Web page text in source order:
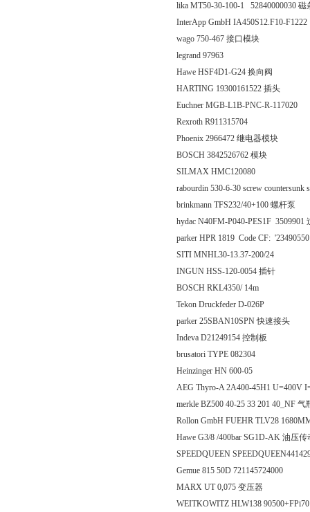
lika MT50-30-100-1 52840000030 磁
InterApp GmbH IA450S12.F10-F1222
wago 750-467 接口模块
legrand 97963
Hawe HSF4D1-G24 换向阀
HARTING 19300161522 插头
Euchner MGB-L1B-PNC-R-117020
Rexroth R911315704
Phoenix 2966472 继电器模块
BOSCH 3842526762 模块
SILMAX HMC120080
rabourdin 530-6-30 screw
brinkmann TFS232/40+100 螺杆泵
hydac N40FM-P040-PES1F 3509901
parker HPR 1819 Code CF:
SITI MNHL30-13.37-200/24
INGUN HSS-120-0054 插针
BOSCH RKL4350/ 14m
Tekon Druckfeder D-026P
parker 25SBAN10SPN 快速接头
Indeva D21249154 控制板
brusatori TYPE 082304
Heinzinger HN 600-05
AEG Thyro-A 2A400-45H1 U=400V
merkle BZ500 40-25 33 201 40_NF 气
Rollon GmbH FUEHR TLV28
Hawe G3/8 /400bar SG1D-AK 油压传
SPEEDQUEEN
Gemue 815 50D 721145724000
MARX UT 0,075 变压器
WEITKOWITZ HLW138